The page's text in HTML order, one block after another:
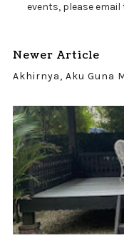
events, please
Newer Article
Akhirnya, Aku Guna